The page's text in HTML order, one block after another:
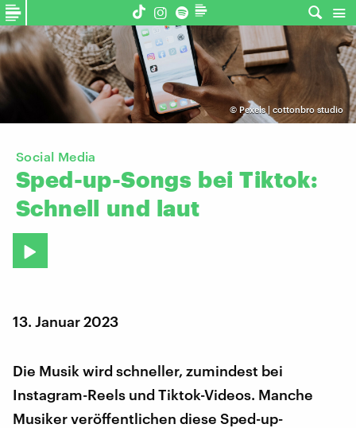
© Pexels | cottonbro studio
Social Media
Sped-up-Songs bei Tiktok:
Schnell und laut
13. Januar 2023
Die Musik wird schneller, zumindest bei
Instagram-Reels und Tiktok-Videos. Manche
Musiker veröffentlichen diese Sped-up-